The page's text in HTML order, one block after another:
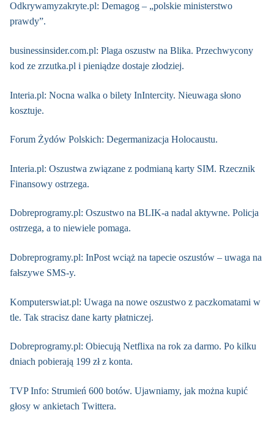
Odkrywamyzakryte.pl: Demagog – „polskie ministerstwo
prawdy”.
businessinsider.com.pl: Plaga oszustw na Blika. Przechwycony
kod ze zrzutka.pl i pieniądze dostaje złodziej.
Interia.pl: Nocna walka o bilety InIntercity. Nieuwaga słono
kosztuje.
Forum Żydów Polskich: Degermanizacja Holocaustu.
Interia.pl: Oszustwa związane z podmianą karty SIM. Rzecznik
Finansowy ostrzega.
Dobreprogramy.pl: Oszustwo na BLIK-a nadal aktywne. Policja
ostrzega, a to niewiele pomaga.
Dobreprogramy.pl: InPost wciąż na tapecie oszustów – uwaga na
fałszywe SMS-y.
Komputerswiat.pl: Uwaga na nowe oszustwo z paczkomatami w
tle. Tak stracisz dane karty płatniczej.
Dobreprogramy.pl: Obiecują Netflixa na rok za darmo. Po kilku
dniach pobierają 199 zł z konta.
TVP Info: Strumień 600 botów. Ujawniamy, jak można kupić
głosy w ankietach Twittera.